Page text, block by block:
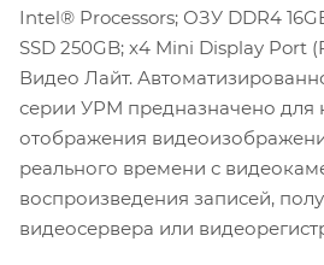
Intel® Processors; ОЗУ DDR4
SSD 250GB; x4 Mini Display Port
Видео Лайт.
серии УРМ предназначено для
отображения
реального времени с
воспроизведения записей,
видеосервера или